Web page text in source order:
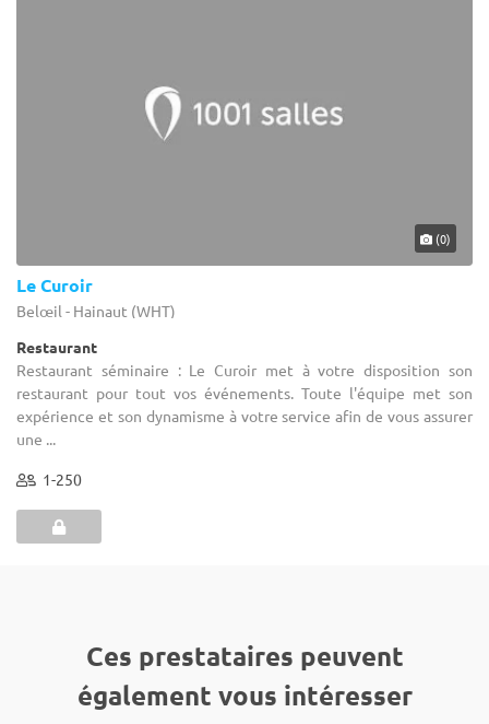
(0)
Le Curoir
Belœil - Hainaut (WHT)
Restaurant
Restaurant séminaire : Le Curoir met à votre disposition son
restaurant pour tout vos événements. Toute l'équipe met son
expérience et son dynamisme à votre service afin de vous assurer
une ...
1-250
Ces prestataires peuvent
également vous intéresser